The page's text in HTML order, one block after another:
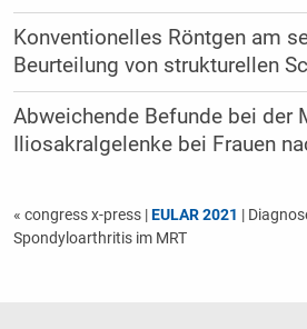
Konventionelles Röntgen am
Beurteilung von strukturellen
Abweichende Befunde bei der
Iliosakralgelenke bei Frauen
« congress x-press |EULAR 2021 |
Spondyloarthritis im MRT